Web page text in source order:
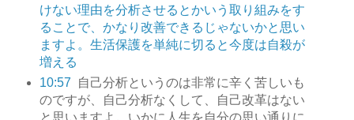
けない理由を分析させるとかいう取り組みをす
ることで、かなり改善できるじゃないかと思い
ますよ。生活保護を単純に切ると今度は自殺が
増える
10:57
自己分析というのは非常に辛く苦しいも
のですが、自己分析なくして、自己改革はない
と思いますよ。いかに人生を自分の思い通りに